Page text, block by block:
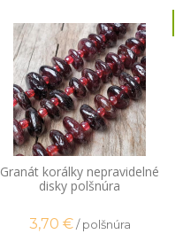
Granát korálky nepravidelné
disky polšnúra
3,70 € / polšnúra